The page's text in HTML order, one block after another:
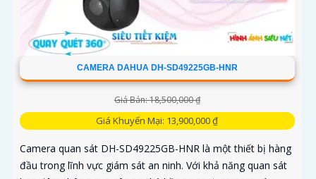
CAMERA DAHUA DH-SD49225GB-HNR
Giá Bán: 18,500,000 ₫
Giá Khuyến Mại: 13,900,000 ₫
Camera quan sát DH-SD49225GB-HNR là một thiết bị hàng
đầu trong lĩnh vực giám sát an ninh. Với khả năng quan sát